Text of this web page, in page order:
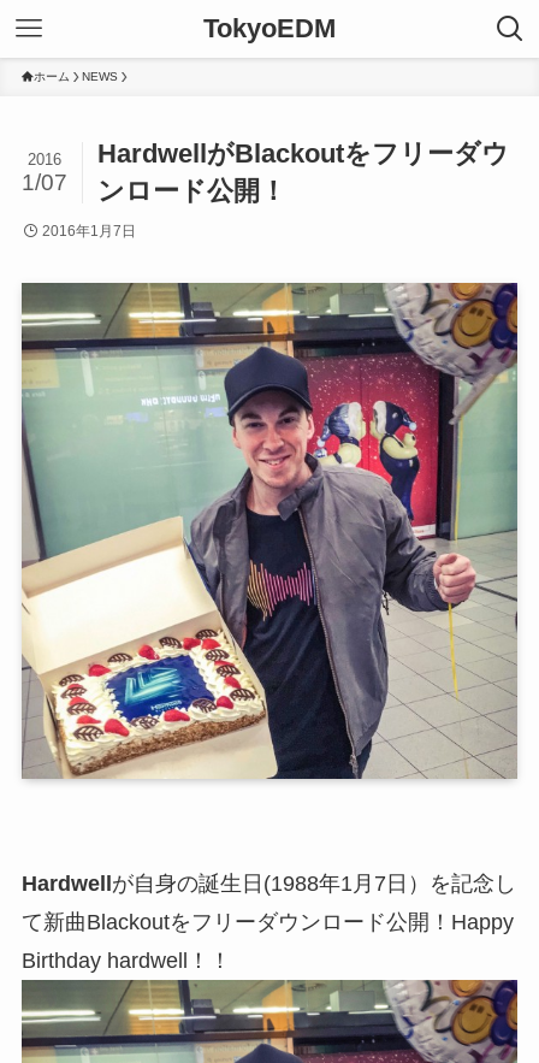
TokyoEDM
ホーム NEWS
HardwellがBlackoutをフリーダウ
ンロード公開！
2016
1/07
2016年1月7日
Hardwell が自身の誕生日(1988年1月7日）を記念し
て新曲Blackoutをフリーダウンロード公開！Happy
Birthday hardwell！！